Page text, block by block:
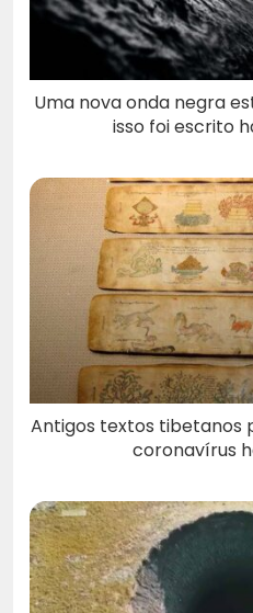
Uma nova onda negra
isso foi escrito
Antigos textos tibetanos
coronavírus